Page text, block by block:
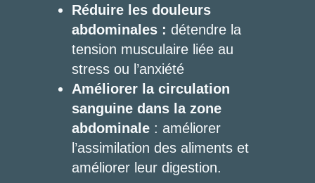
Réduire les douleurs
abdominales : détendre la
tension musculaire liée au
stress ou l’anxiété
Améliorer la circulation
sanguine dans la zone
abdominale: améliorer
l’assimilation des aliments et
améliorer leur digestion.